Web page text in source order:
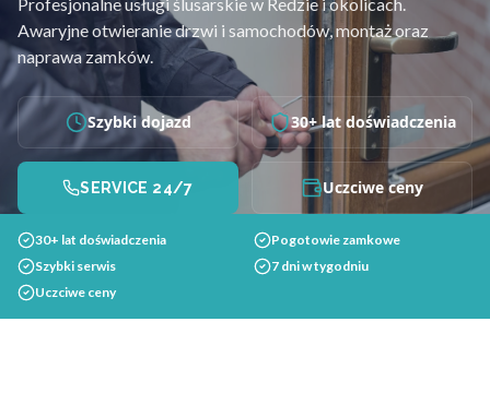
Awaryjne otwieranie drzwi i samochodów, montaż oraz
naprawa zamków.
Szybki dojazd 30+ lat doświadczenia
SERVICE 24/7 Uczciwe ceny
30+ lat doświadczenia
Pogotowie zamkowe
Szybki serwis
7 dni w tygodniu
Uczciwe ceny